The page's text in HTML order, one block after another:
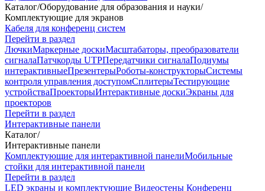
Каталог/Оборудование для образования и науки/
Комплектующие для экранов
Кабеля для конференц систем
Перейти в раздел
ЛючкиМаркерные доскиМасштабаторы, преобразователи
сигналаПатчкорды UTPПередатчики сигналаПодиумы
интерактивныеПрезентерыРоботы-конструкторыСистемы
контроля управления доступомСплитерыТестирующие
устройстваПроекторыИнтерактивные доскиЭкраны для
проекторов
Перейти в раздел
Интерактивные панели
Каталог/
Интерактивные панели
Комплектующие для интерактивной панелиМобильные
стойки для интерактивной панели
Перейти в раздел
LED экраны и комплектующие Видеостены Конференц